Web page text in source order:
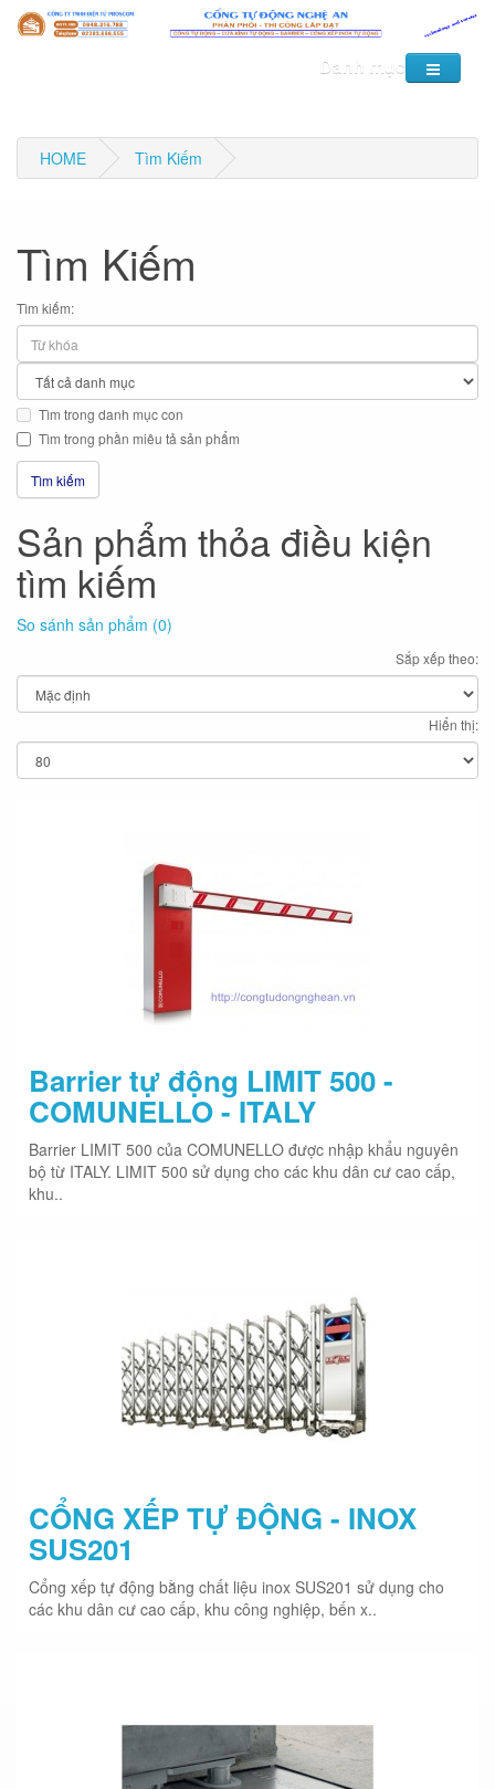
Danh mục
HOME Tìm Kiếm
Tìm Kiếm
Tìm kiếm:
Tìm trong danh mục con
Tìm trong phần miêu tả sản phẩm
Sản phẩm thỏa điều kiện
tìm kiếm
So sánh sản phẩm (0)
Sắp xếp theo:
Hiển thị:
Barrier tự động LIMIT 500 -
COMUNELLO - ITALY
Barrier LIMIT 500 của COMUNELLO được nhập khẩu nguyên
bộ từ ITALY. LIMIT 500 sử dụng cho các khu dân cư cao cấp,
khu..
CỔNG XẾP TỰ ĐỘNG - INOX
SUS201
Cổng xếp tự động bằng chất liệu inox SUS201 sử dụng cho
các khu dân cư cao cấp, khu công nghiệp, bến x..